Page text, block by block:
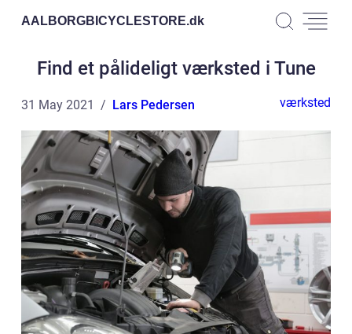
AALBORGBICYCLESTORE.dk
Find et pålideligt værksted i Tune
31 May 2021 Lars Pedersen værksted